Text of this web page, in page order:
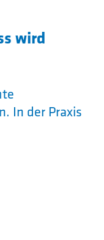
wird
In der Praxis